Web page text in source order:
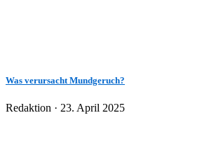
Was verursacht Mundgeruch?
Redaktion · Veröffentlicht
23. April 2025